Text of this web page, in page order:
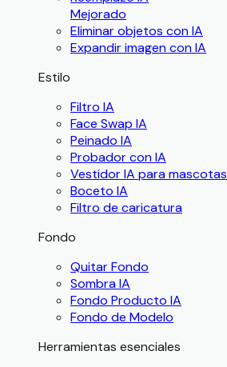
Mejorado
Eliminar objetos con IA
Expandir imagen con IA
Estilo
Filtro IA
Face Swap IA
Peinado IA
Probador con IA
Vestidor IA para mascotas
Boceto IA
Filtro de caricatura
Fondo
Quitar Fondo
Sombra IA
Fondo Producto IA
Fondo de Modelo
Herramientas esenciales